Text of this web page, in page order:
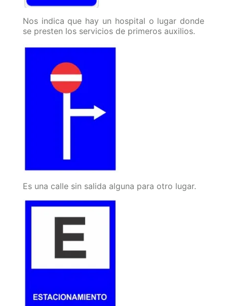
Nos indica que hay un hospital o lugar donde
se presten los servicios de primeros auxilios.
Es una calle sin salida alguna para otro lugar.